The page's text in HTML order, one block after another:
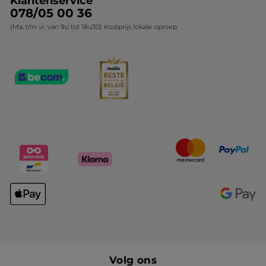
078/05 00 36
(Ma. t/m vr. van 9u tot 18u30) Kostprijs lokale oproep
Volg ons